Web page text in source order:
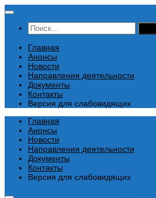
Перейти
содержимому
Найти:
Главная
Анонсы
Новости
Направления деятельности
Документы
Контакты
Версия для слабовидящих
Главная
Анонсы
Новости
Направления деятельности
Документы
Контакты
Версия для слабовидящих